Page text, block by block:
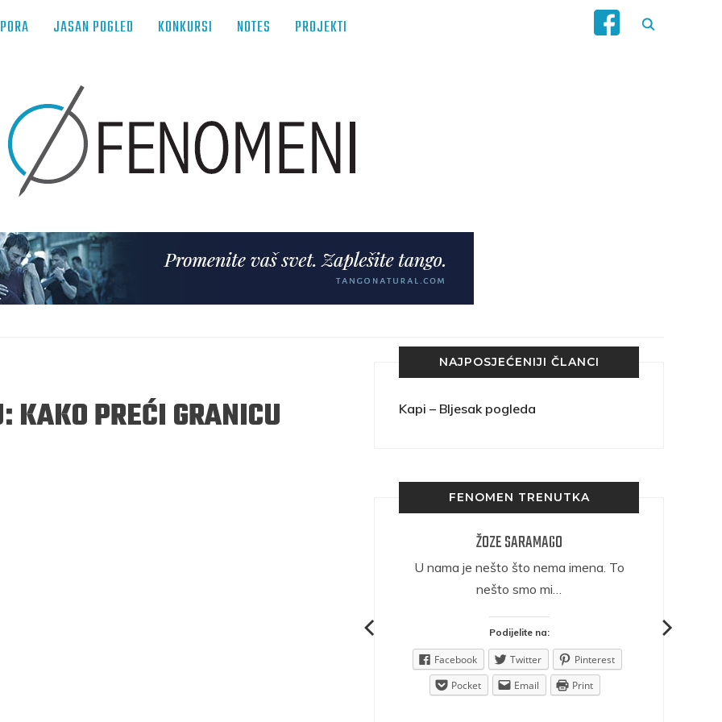
JASAN POGLED KONKURSI NOTES PROJEKTI
KAKO PREĆI GRANICU
NAJPOSJEĆENIJI ČLANCI
Kapi – Bljesak pogleda
FENOMEN TRENUTKA
ŽOZE SARAMAGO
U nama je nešto što nema imena. To
nešto smo mi…
Podijelite na:
Facebook Twitter
Pinterest
Pocket
Email Print